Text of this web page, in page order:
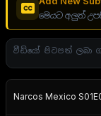
මෙයට අලුත්
වීඩියෝ පිටපත් ලබා
Narcos Mexico